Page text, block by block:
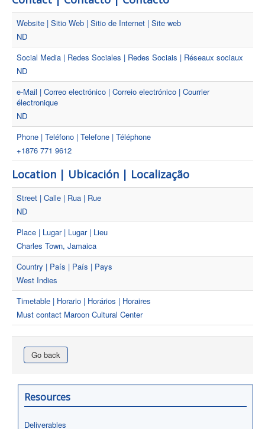
Website | Sitio Web | Sitio de Internet | Site web
ND
Social Media | Redes Sociales | Redes Sociais | Réseaux sociaux
ND
e-Mail | Correo electrónico | Correio electrónico | Courrier
électronique
ND
Phone | Teléfono | Telefone | Téléphone
+1876 771 9612
Location | Ubicación | Localização
Street | Calle | Rua | Rue
ND
Place | Lugar | Lugar | Lieu
Charles Town, Jamaica
Country | País | País | Pays
West Indies
Timetable | Horario | Horários | Horaires
Must contact Maroon Cultural Center
Go back
Resources
Deliverables